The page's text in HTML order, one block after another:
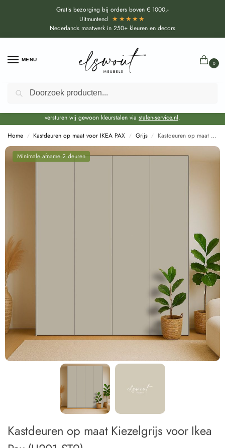
Gratis bezorging bij orders boven € 1000,-
Uitmuntend ★★★★★
Nederlands maatwerk in 250+ kleuren en decors
MENU
0
Door de bouwvakperiode geldt voor alle collecties momenteel een EXTRA
levertijd van circa 3-4 weken bovenop de reguliere levertijd.
versturen wij gewoon kleurstalen via stalen-service.nl.
Home / Kastdeuren op maat voor IKEA PAX / Grijs / Kastdeuren op maat Kiezelgrijs voor Ikea Pax (U201 ST9)
Minimale afname 2 deuren
Kastdeuren op maat Kiezelgrijs voor Ikea